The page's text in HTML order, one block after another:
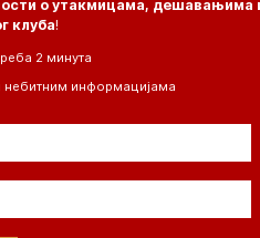
о утакмицама, дешавањима
клуба!
2 минута
небитним информацијама